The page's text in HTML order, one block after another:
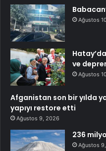
Ağustos
ve
Ağustos
Afganistan son bir yılda
yapıyı restore etti
Ağustos 9, 2026
236
Ağustos